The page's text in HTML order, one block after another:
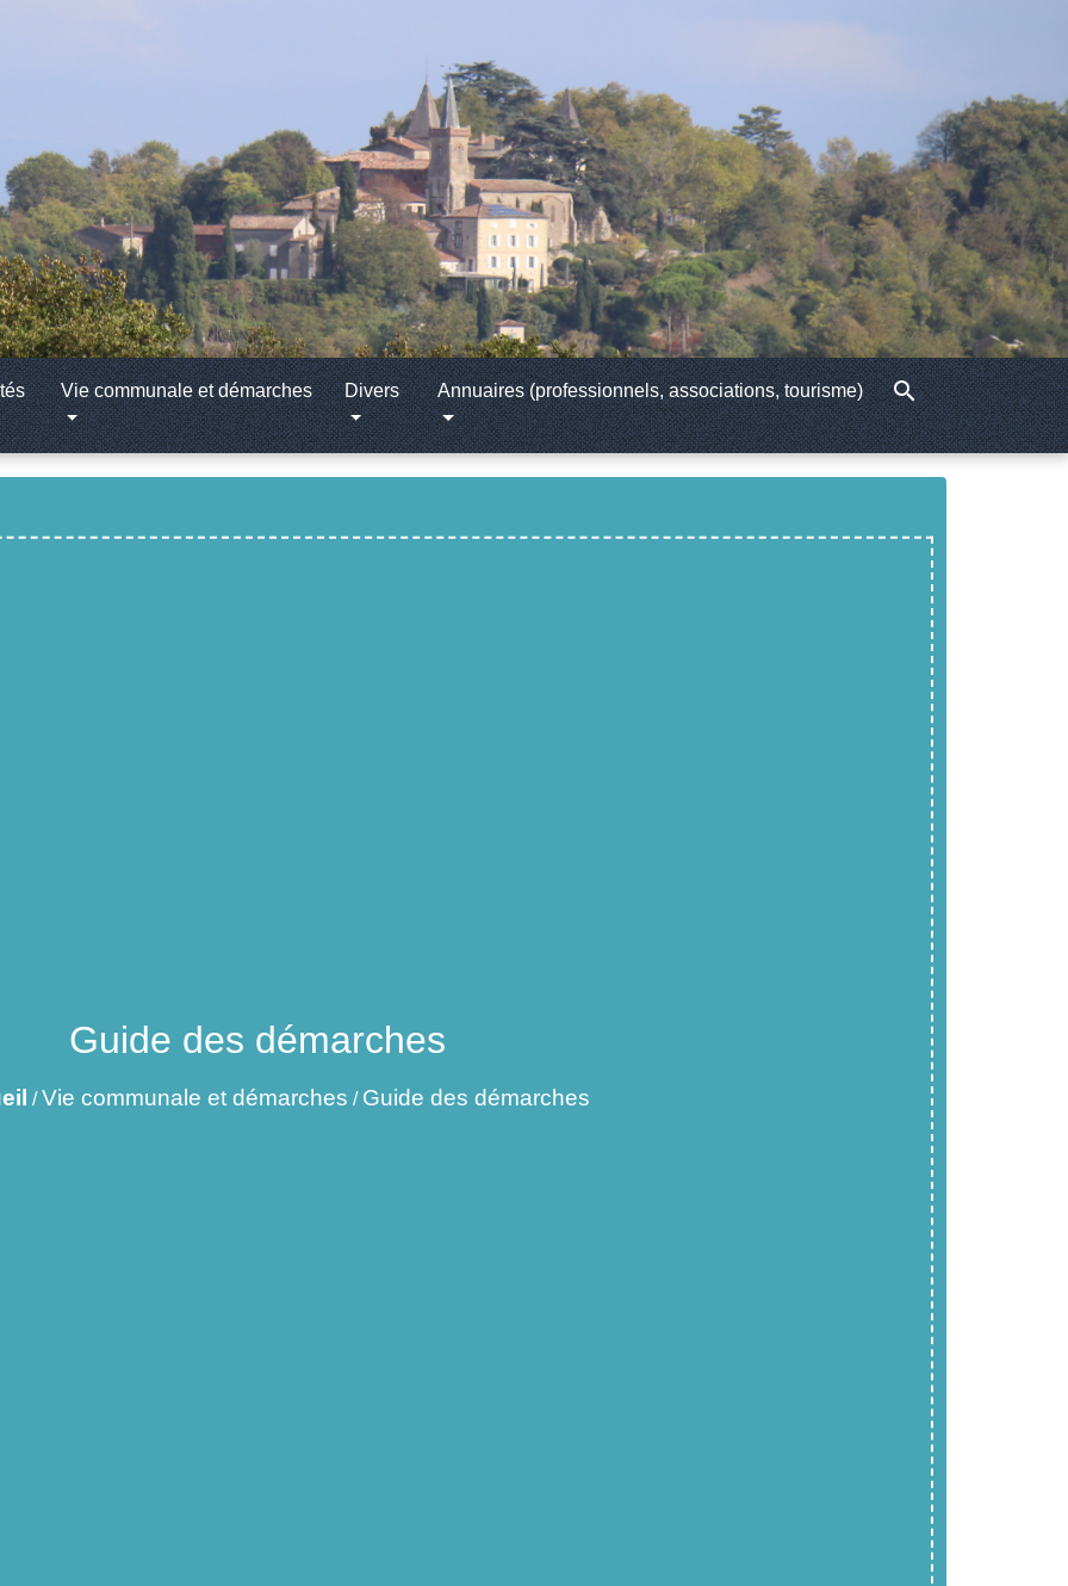
Vie communale et démarches Divers Annuaires (professionnels, associations, tourisme) search
Guide des démarches
/Vie communale et démarches / Guide des démarches